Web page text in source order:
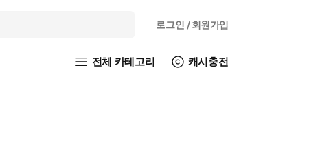
로그인 / 회원가입
전체 카테고리 캐시충전